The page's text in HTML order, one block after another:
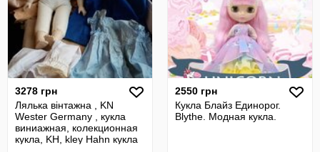
3278 грн
Лялька вінтажна , KN
Wester Germany , кукла
виниажная, колекционная
кукла, KH, kley Hahn кукла
2550 грн
Кукла Блайз Единорог.
Blythe. Модная кукла.